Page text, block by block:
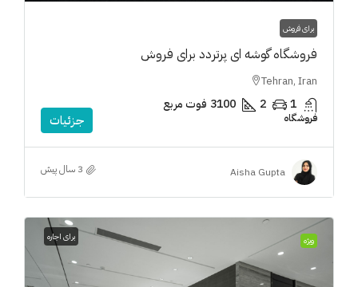
برای فروش
فروشگاه گوشه ای پرتردد برای فروش
Tehran, Iran
1
2
3100 فوت مربع
فروشگاه جزئیات
Aisha Gupta 3 سال پیش
ویژه برای اجاره